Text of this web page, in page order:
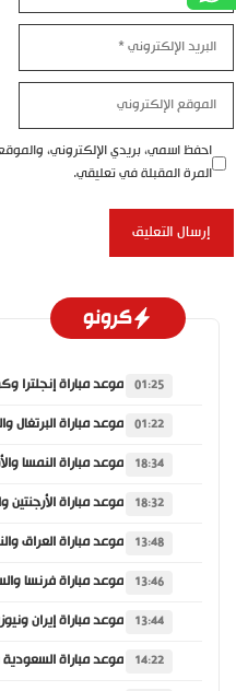
الإلكتروني
الإلكتروني
احفظ اسمي، بريدي الإلكتروني،
المرة المقبلة في تعليقي.
كرونو
01:25
01:22
18:34
18:32
13:48
13:46
13:44
14:22